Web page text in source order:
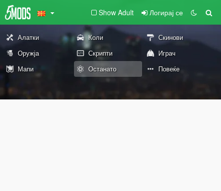
Show Adult Логирај се
Алатки Коли
Скинови
Оружја
Скрипти
Играч
Мапи
Останато Повеќе